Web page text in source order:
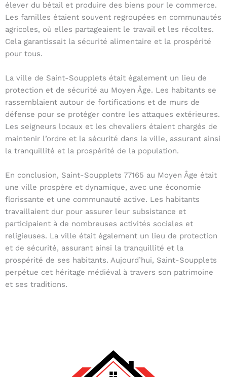
élever du bétail et produire des biens pour le commerce.
Les familles étaient souvent regroupées en communautés
agricoles, où elles partageaient le travail et les récoltes.
Cela garantissait la sécurité alimentaire et la prospérité
pour tous.
La ville de Saint-Soupplets était également un lieu de
protection et de sécurité au Moyen Âge. Les habitants se
rassemblaient autour de fortifications et de murs de
défense pour se protéger contre les attaques extérieures.
Les seigneurs locaux et les chevaliers étaient chargés de
maintenir l’ordre et la sécurité dans la ville, assurant ainsi
la tranquillité et la prospérité de la population.
En conclusion, Saint-Soupplets 77165 au Moyen Âge était
une ville prospère et dynamique, avec une économie
florissante et une communauté active. Les habitants
travaillaient dur pour assurer leur subsistance et
participaient à de nombreuses activités sociales et
religieuses. La ville était également un lieu de protection
et de sécurité, assurant ainsi la tranquillité et la
prospérité de ses habitants. Aujourd’hui, Saint-Soupplets
perpétue cet héritage médiéval à travers son patrimoine
et ses traditions.